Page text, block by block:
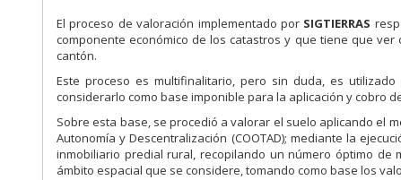
El proceso de valoración implementado por SIGTIERRAS
componente económico de los catastros y que tiene que
cantón.
Este proceso es multifinalitario, pero sin duda, es
considerarlo como base imponible para la aplicación y cobro
Sobre esta base, se procedió a valorar el suelo aplicando el
Autonomía y Descentralización (COOTAD); mediante la
inmobiliario predial rural, recopilando un número óptimo
ámbito espacial que se considere, tomando como base los